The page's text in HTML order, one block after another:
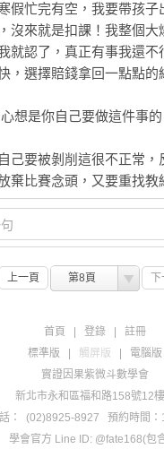
假忙完有空，我要帶孩子
沒來就是扣課！我整個大
就認了，真正有事我還
，選擇賠錢拿回一點點的
想是你自己要做這件事
己要被剝削這很不正常，
棄比賽念頭，又要重找教
上一頁 第8頁
首頁 登錄
註冊
標準版
觸屏版
電腦版
實證因果紫微斗數學會
新北市永和區福和路158號12
：
(02)8925-8927
預約時間
學會官方 Line ID: @fate168(包